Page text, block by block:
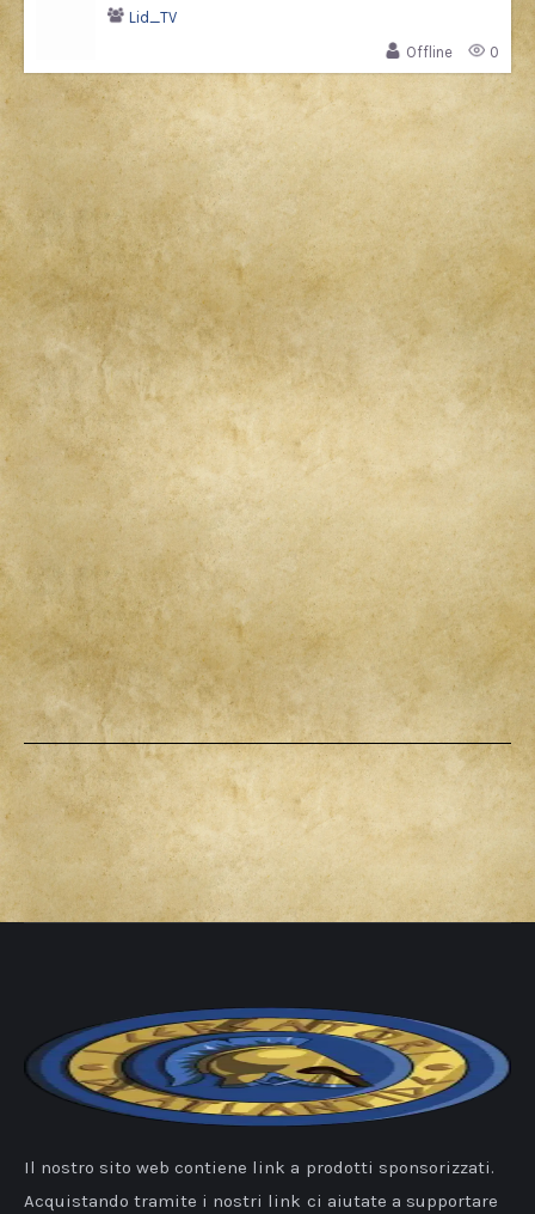
Lid_TV
Offline
0
Il nostro sito web contiene link a prodotti sponsorizzati.
Acquistando tramite i nostri link ci aiutate a supportare